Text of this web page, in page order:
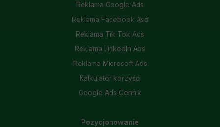
Reklama Google Ads
Reklama Facebook Asd
Reklama Tik Tok Ads
Reklama LinkedIn Ads
Reklama Microsoft Ads
Kalkulator korzyści
Google Ads Cennik
Pozycjonowanie